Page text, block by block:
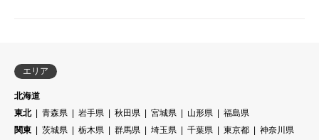
エリア
北海道
東北
青森県 岩手県 秋田県 宮城県 山形県
福島県
関東
茨城県 栃木県 群馬県 埼玉県 千葉県 東京都
神奈川県